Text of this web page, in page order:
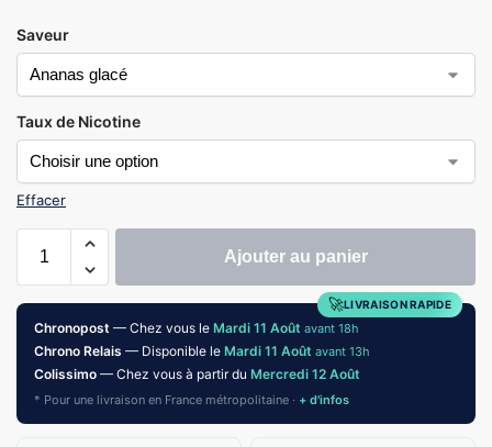
Saveur
Taux de Nicotine
Effacer
Ajouter au panier
🚀LIVRAISON RAPIDE
Chronopost — Chez vous le Mardi 11 Août avant 18h
Chrono Relais — Disponible le Mardi 11 Août avant 13h
Colissimo — Chez vous à partir du Mercredi 12 Août
* Pour une livraison en France métropolitaine · + d'infos